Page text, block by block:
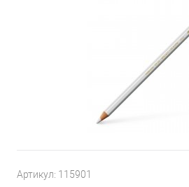
Артикул: 115901